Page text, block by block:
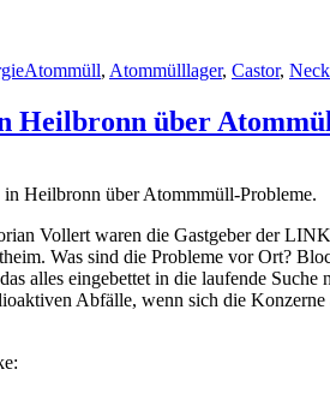
Atommüll, Atommülllager, Castor,
Heilbronn über
Heilbronn über Atommmüll-Probleme.
Vollert waren die Gastgeber der
Was sind die Probleme vor Ort?
alles eingebettet in die laufende
Abfälle, wenn sich die Konzerne